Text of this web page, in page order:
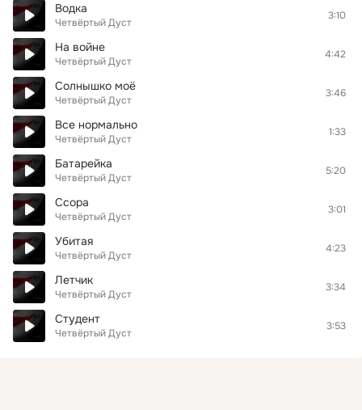
Водка
Четвёртый Дуст
3:10
На войне
Четвёртый Дуст
4:42
Солнышко моё
Четвёртый Дуст
3:46
Все нормально
Четвёртый Дуст
1:33
Батарейка
Четвёртый Дуст
5:20
Ссора
Четвёртый Дуст
3:01
Убитая
Четвёртый Дуст
4:23
Летчик
Четвёртый Дуст
3:34
Студент
Четвёртый Дуст
3:53